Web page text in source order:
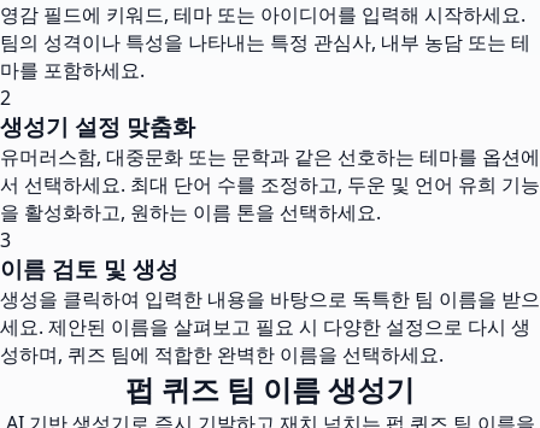
영감 필드에 키워드, 테마 또는 아이디어를 입력해 시작하세요.
팀의 성격이나 특성을 나타내는 특정 관심사, 내부 농담 또는 테
마를 포함하세요.
2
생성기 설정 맞춤화
유머러스함, 대중문화 또는 문학과 같은 선호하는 테마를 옵션에
서 선택하세요. 최대 단어 수를 조정하고, 두운 및 언어 유희 기능
을 활성화하고, 원하는 이름 톤을 선택하세요.
3
이름 검토 및 생성
생성을 클릭하여 입력한 내용을 바탕으로 독특한 팀 이름을 받으
세요. 제안된 이름을 살펴보고 필요 시 다양한 설정으로 다시 생
성하며, 퀴즈 팀에 적합한 완벽한 이름을 선택하세요.
펍 퀴즈 팀 이름 생성기